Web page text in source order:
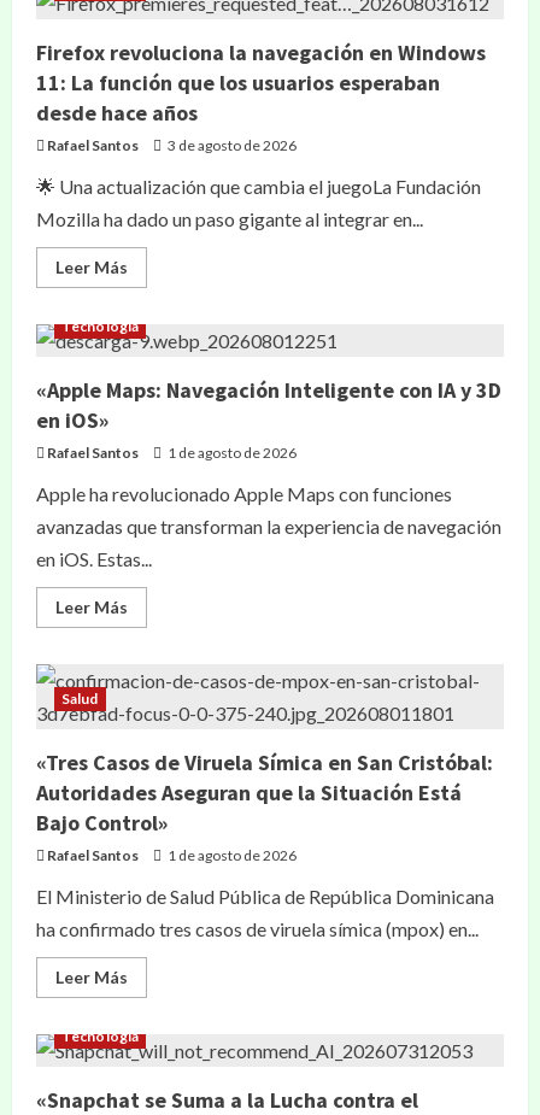
Firefox revoluciona la navegación en Windows
11: La función que los usuarios esperaban
desde hace años
Rafael Santos 3 de agosto de 2026
🌟 Una actualización que cambia el juegoLa Fundación
Mozilla ha dado un paso gigante al integrar en...
Leer Más
Tecnología
«Apple Maps: Navegación Inteligente con IA y 3D
en iOS»
Rafael Santos 1 de agosto de 2026
Apple ha revolucionado Apple Maps con funciones
avanzadas que transforman la experiencia de navegación
en iOS. Estas...
Leer Más
Salud
«Tres Casos de Viruela Símica en San Cristóbal:
Autoridades Aseguran que la Situación Está
Bajo Control»
Rafael Santos 1 de agosto de 2026
El Ministerio de Salud Pública de República Dominicana
ha confirmado tres casos de viruela símica (mpox) en...
Leer Más
Tecnología
«Snapchat se Suma a la Lucha contra el